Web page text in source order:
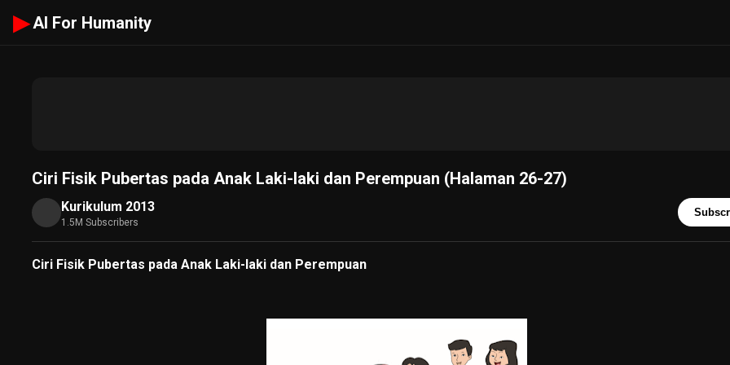
▶ AI For Humanity
Ciri Fisik Pubertas pada Anak Laki-laki dan Perempuan (Halaman 26-27)
Kurikulum 2013
1.5M Subscribers
Ciri Fisik Pubertas pada Anak Laki-laki dan Perempuan